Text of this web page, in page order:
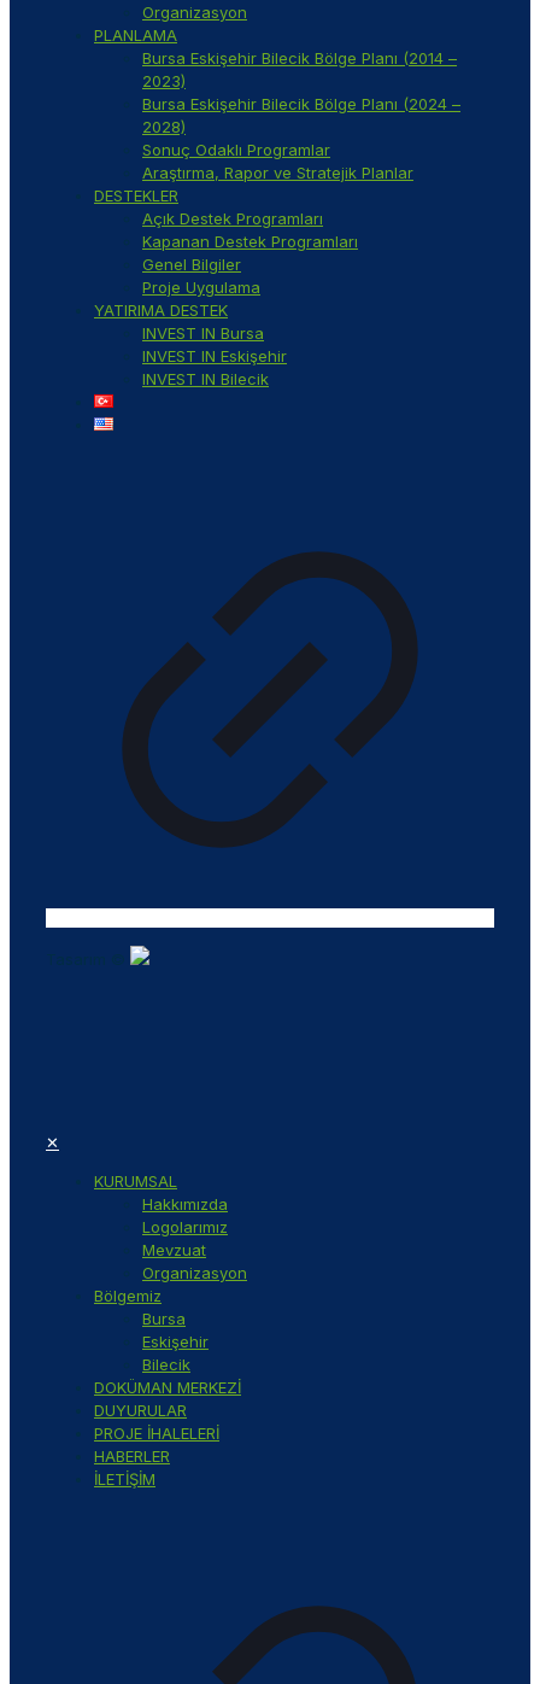
Organizasyon
PLANLAMA
Bursa Eskişehir Bilecik Bölge Planı (2014 –
2023)
Bursa Eskişehir Bilecik Bölge Planı (2024 –
2028)
Sonuç Odaklı Programlar
Araştırma, Rapor ve Stratejik Planlar
DESTEKLER
Açık Destek Programları
Kapanan Destek Programları
Genel Bilgiler
Proje Uygulama
YATIRIMA DESTEK
INVEST IN Bursa
INVEST IN Eskişehir
INVEST IN Bilecik
✕
KURUMSAL
Hakkımızda
Logolarımız
Mevzuat
Organizasyon
Bölgemiz
Bursa
Eskişehir
Bilecik
DOKÜMAN MERKEZİ
DUYURULAR
PROJE İHALELERİ
HABERLER
İLETİŞİM